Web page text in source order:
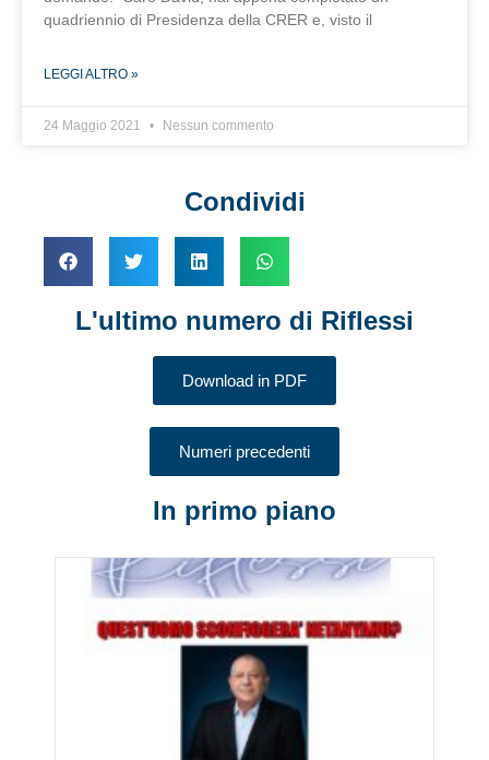
quadriennio di Presidenza della CRER e, visto il
LEGGI ALTRO »
24 Maggio 2021 Nessun commento
Condividi
L'ultimo numero di Riflessi
Download in PDF
Numeri precedenti
In primo piano